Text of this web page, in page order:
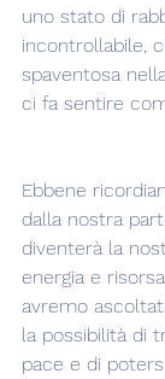
uno stato di
incontrollabile,
spaventosa
ci fa sentire
Ebbene
dalla nostra
diventerà la
energia e
avremo
la possibilità di
pace e di